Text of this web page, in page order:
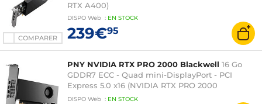
COMPARER
RTX A400)
DISPO Web : EN STOCK
239€95
PNY NVIDIA RTX PRO 2000 Blackwell 16 Go
GDDR7 ECC - Quad mini-DisplayPort - PCI
Express 5.0 x16 (NVIDIA RTX PRO 2000
Blackwell)
DISPO Web : EN STOCK